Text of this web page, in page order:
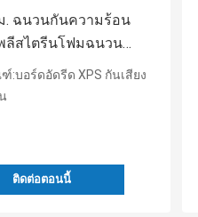
. ฉนวนกันความร้อน
ลีสไตรีนโฟมฉนวน
:บอร์ดอัดรีด XPS กันเสียง
ติดต่อตอนนี้